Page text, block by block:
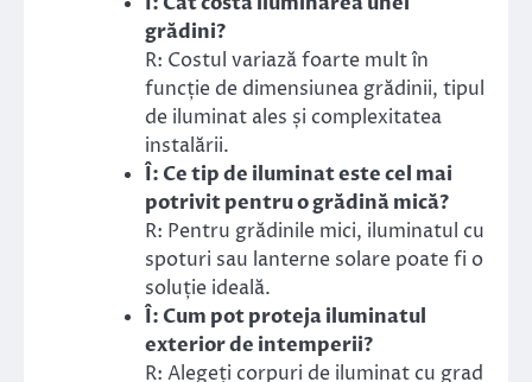
grădini?
R: Costul variază foarte mult în
funcție de dimensiunea grădinii, tipul
de iluminat ales și complexitatea
instalării.
Î: Ce tip de iluminat este cel mai
potrivit pentru o grădină mică?
R: Pentru grădinile mici, iluminatul cu
spoturi sau lanterne solare poate fi o
soluție ideală.
Î: Cum pot proteja iluminatul
exterior de intemperii?
R: Alegeți corpuri de iluminat cu grad